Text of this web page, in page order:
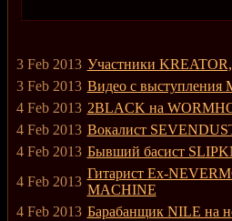
3 Feb 2013 Участники
3 Feb 2013 Видео с выступления
4 Feb 2013 2BLACK на
4 Feb 2013 Вокалист
4 Feb 2013 Бывший басист
4 Feb 2013
Гитарист Ex-
MACHINE
4 Feb 2013 Барабанщик NILE на